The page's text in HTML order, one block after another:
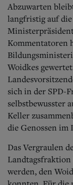
Abzuwarten
langfristig auf
Kommentatoren
Woidkes
sich in der SPD-
selbstbewusster
Keller
die Genossen im
Das Vergraulen
werden, den